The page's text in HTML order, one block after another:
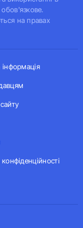
на правах